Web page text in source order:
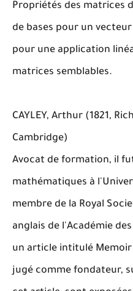
Propriétés des matrices
de bases pour un
pour une application
matrices semblables.
CAYLEY, Arthur (1821,
Cambridge)
Avocat de formation, il
mathématiques à
membre de la Royal
anglais de l'Académie
un article intitulé
jugé comme fondateur,